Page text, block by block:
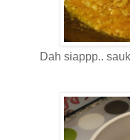
Dah siappp..